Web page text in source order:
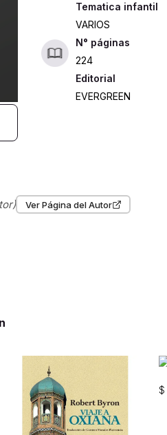
Tematica infantil
VARIOS
224
Editorial
EVERGREEN
Ver Página del Autor
$